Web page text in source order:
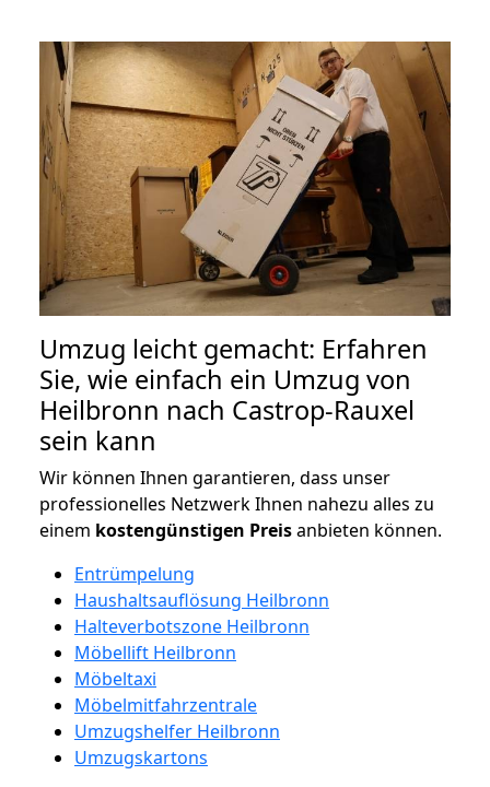
Umzug leicht gemacht: Erfahren
Sie, wie einfach ein Umzug von
Heilbronn nach Castrop-Rauxel
sein kann
Wir können Ihnen garantieren, dass unser
professionelles Netzwerk Ihnen nahezu alles zu
einem kostengünstigen Preisanbieten können.
Entrümpelung
Haushaltsauflösung Heilbronn
Halteverbotszone Heilbronn
Möbellift Heilbronn
Möbeltaxi
Möbelmitfahrzentrale
Umzugshelfer Heilbronn
Umzugskartons